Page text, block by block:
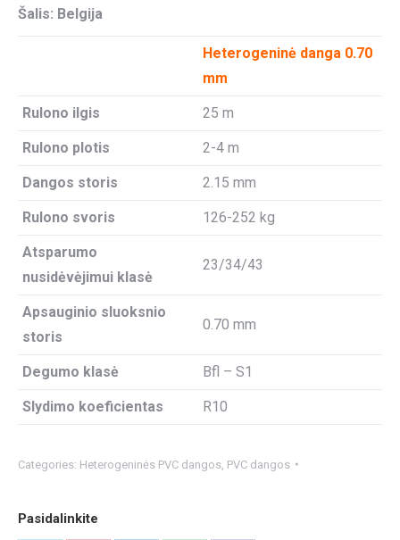
Šalis: Belgija
Heterogeninė danga 0.70
mm
Rulono ilgis 25 m
Rulono plotis 2-4 m
Dangos storis 2.15 mm
Rulono svoris 126-252 kg
Atsparumo
nusidėvėjimui klasė
23/34/43
Apsauginio sluoksnio
storis
0.70 mm
Degumo klasė Bfl – S1
Slydimo koeficientas R10
Categories: Heterogeninės PVC dangos PVC dangos
Pasidalinkite